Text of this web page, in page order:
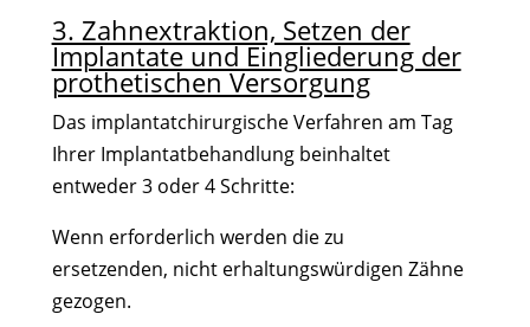
3. Zahnextraktion, Setzen der
Implantate und Eingliederung der
prothetischen Versorgung
Das implantatchirurgische Verfahren am Tag
Ihrer Implantatbehandlung beinhaltet
entweder 3 oder 4 Schritte:
Wenn erforderlich werden die zu
ersetzenden, nicht erhaltungswürdigen Zähne
gezogen.